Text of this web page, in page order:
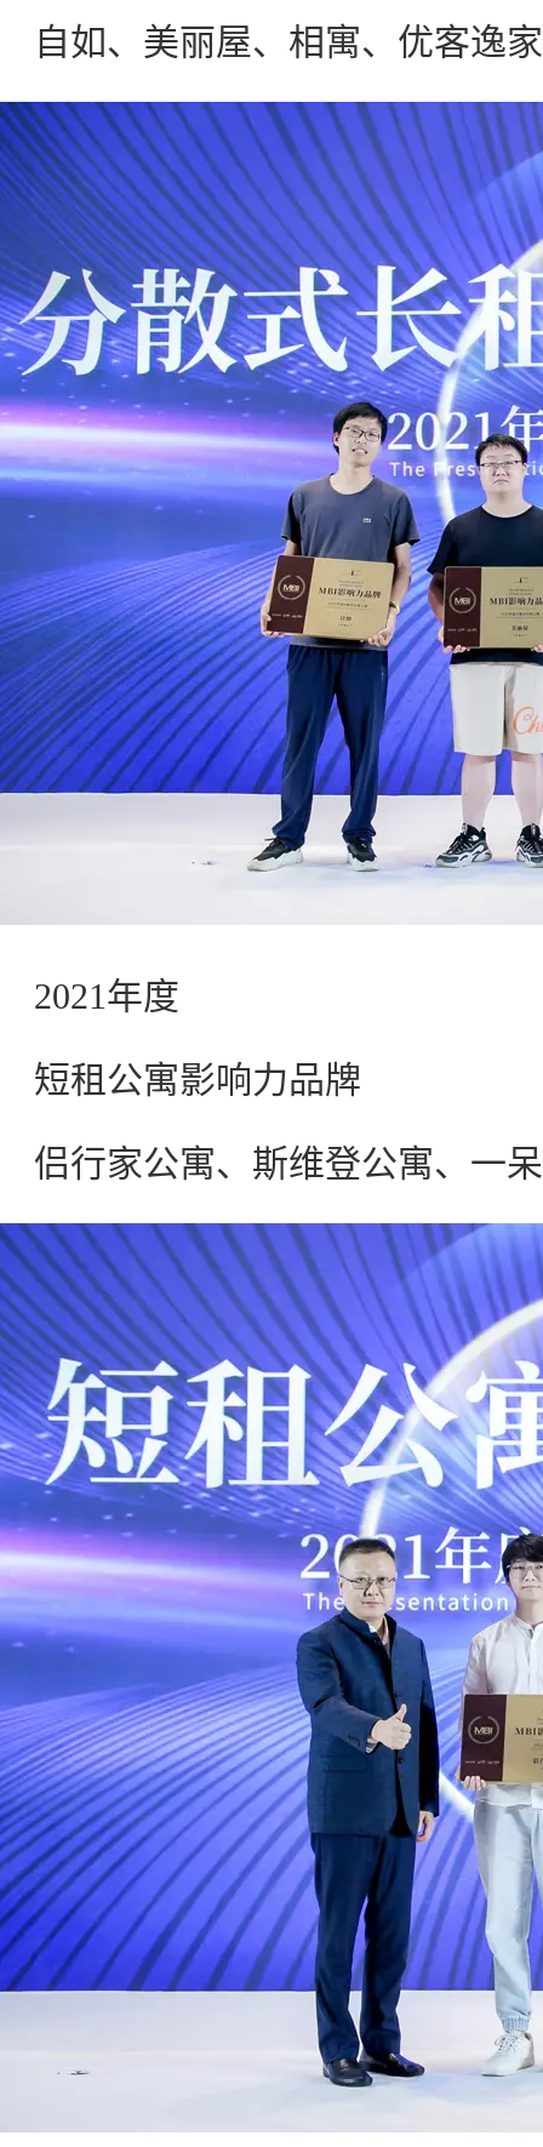
自如、美丽屋、相寓、优客逸
2021年度
短租公寓影响力品牌
侣行家公寓、斯维登公寓、一